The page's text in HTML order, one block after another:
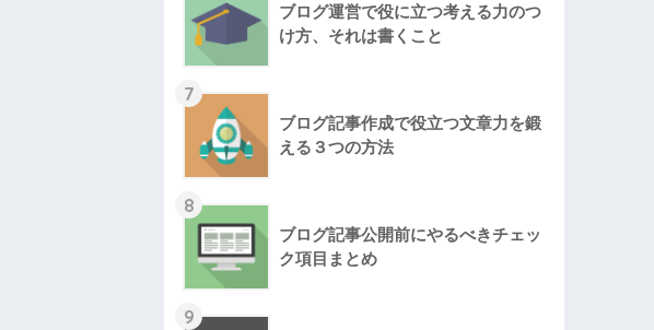
ブログ運営で役に立つ考える力のつ
け方、それは書くこと
7
ブログ記事作成で役立つ文章力を鍛
える３つの方法
8
ブログ記事公開前にやるべきチェッ
ク項目まとめ
9